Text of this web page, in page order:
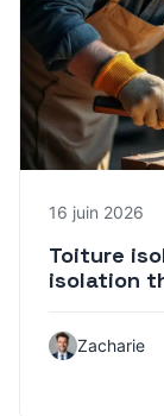
16 juin 2026
Toiture
isolation
Zacharie